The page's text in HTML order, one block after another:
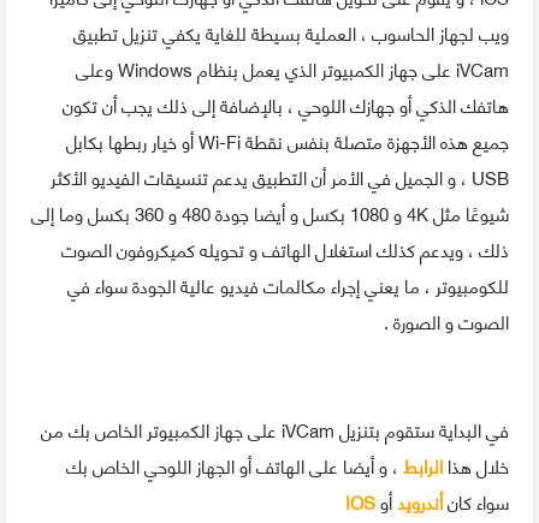
ويب لجهاز الحاسوب ، العملية بسيطة للغاية يكفي تنزيل تطبيق
iVCam على جهاز الكمبيوتر الذي يعمل بنظام Windows وعلى
هاتفك الذكي أو جهازك اللوحي ، بالإضافة إلى ذلك يجب أن تكون
جميع هذه الأجهزة متصلة بنفس نقطة Wi-Fi أو خيار ربطها بكابل
USB ، و الجميل في الأمر أن التطبيق يدعم تنسيقات الفيديو الأكثر
شيوعًا مثل 4K و 1080 بكسل و أيضا جودة 480 و 360 بكسل وما إلى
ذلك ، ويدعم كذلك استغلال الهاتف و تحويله كميكروفون الصوت
للكومبيوتر ، ما يعني إجراء مكالمات فيديو عالية الجودة سواء في
الصوت و الصورة .
في البداية ستقوم بتنزيل iVCam على جهاز الكمبيوتر الخاص بك من
خلال هذاالرابط، و أيضا على الهاتف أو الجهاز اللوحي الخاص بك
سواء كانأندرويدأوIOS